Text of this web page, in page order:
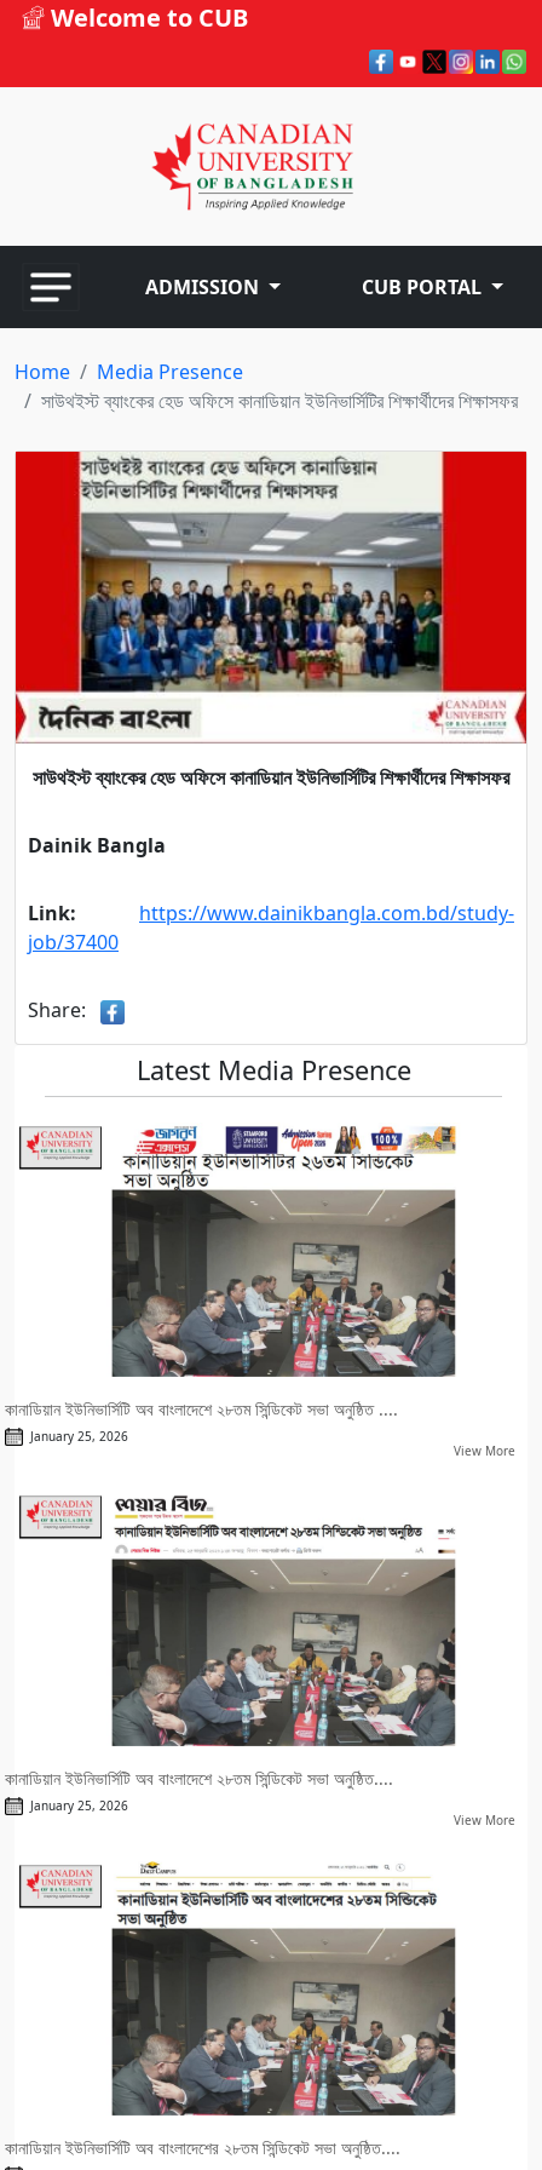
Welcome to CUB
ADMISSION CUB PORTAL
Home
Media Presence
সাউথইস্ট ব্যাংকের হেড অফিসে কানাডিয়ান ইউনিভার্সিটির শিক্ষার্থীদের শিক্ষাসফর
সাউথইস্ট ব্যাংকের হেড অফিসে কানাডিয়ান ইউনিভার্সিটির শিক্ষার্থীদের শিক্ষাসফর
Dainik Bangla
Link:
https://www.dainikbangla.com.bd/study-
job/37400
Share:
Latest Media Presence
কানাডিয়ান ইউনিভার্সিটি অব বাংলাদেশে ২৮তম সিন্ডিকেট সভা অনুষ্ঠিত ....
January 25, 2026
View More
কানাডিয়ান ইউনিভার্সিটি অব বাংলাদেশে ২৮তম সিন্ডিকেট সভা অনুষ্ঠিত....
January 25, 2026
View More
কানাডিয়ান ইউনিভার্সিটি অব বাংলাদেশের ২৮তম সিন্ডিকেট সভা অনুষ্ঠিত....